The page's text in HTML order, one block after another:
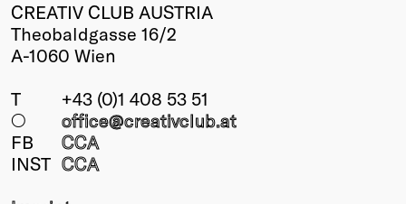
CREATIV CLUB AUSTRIA
Theobaldgasse 16/2
A-1060 Wien
T
+43 (0)1 408 53 51
○
office@creativclub.at
FB
CCA
INST CCA